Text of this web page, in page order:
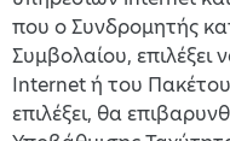
που ο Συνδρομητής
Συμβολαίου,
Internet ή του
επιλέξει, θα